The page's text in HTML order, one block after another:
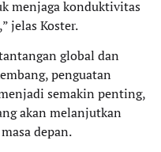
menjaga konduktivitas
jelas Koster.
global dan
penguatan
semakin penting,
akan melanjutkan
depan.